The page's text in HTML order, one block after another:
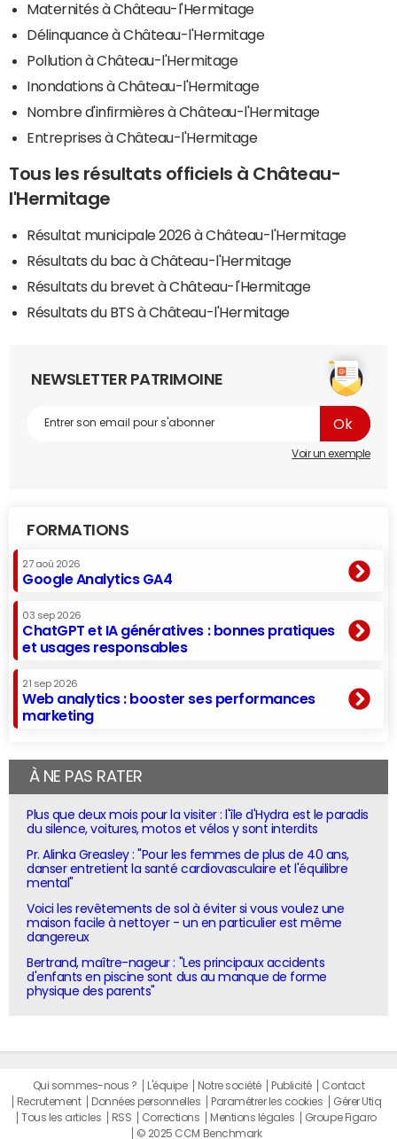
Maternités à Château-l'Hermitage
Délinquance à Château-l'Hermitage
Pollution à Château-l'Hermitage
Inondations à Château-l'Hermitage
Nombre d'infirmières à Château-l'Hermitage
Entreprises à Château-l'Hermitage
Tous les résultats officiels à Château-
l'Hermitage
Résultat municipale 2026 à Château-l'Hermitage
Résultats du bac à Château-l'Hermitage
Résultats du brevet à Château-l'Hermitage
Résultats du BTS à Château-l'Hermitage
NEWSLETTER PATRIMOINE
Voir un exemple
FORMATIONS
27 aoû 2026
Google Analytics GA4
03 sep 2026
ChatGPT et IA génératives : bonnes pratiques
et usages responsables
21 sep 2026
Web analytics : booster ses performances
marketing
À NE PAS RATER
Plus que deux mois pour la visiter : l'île d'Hydra est le paradis
du silence, voitures, motos et vélos y sont interdits
Pr. Alinka Greasley : "Pour les femmes de plus de 40 ans,
danser entretient la santé cardiovasculaire et l'équilibre
mental"
Voici les revêtements de sol à éviter si vous voulez une
maison facile à nettoyer - un en particulier est même
dangereux
Bertrand, maître-nageur : "Les principaux accidents
d'enfants en piscine sont dus au manque de forme
physique des parents"
Qui sommes-nous ? L'équipe Notre société Publicité
Contact
Recrutement
Données personnelles Paramétrer les cookies
Gérer Utiq
Tous les articles
RSS Corrections Mentions légales
Groupe Figaro
© 2025 CCM Benchmark